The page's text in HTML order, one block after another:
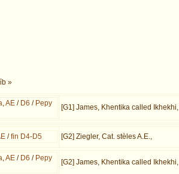
»
,AE / D6 / Pepy
[G1] James, Khentika called Ikhekhi,
/fin D4-D5 [G2] Ziegler, Cat. stèles A.E.,
,AE / D6 / Pepy
[G2] James, Khentika called Ikhekhi,